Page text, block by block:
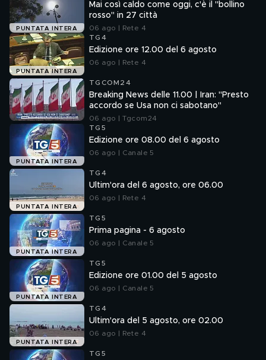
PUNTATA INTERA
Mai così caldo come oggi, c'è il "bollino
rosso" in 27 città
06 ago | Rete 4
PUNTATA INTERA
TG4
Edizione ore 12.00 del 6 agosto
06 ago | Rete 4
TGCOM24
Breaking News delle 11.00 | Iran: "Presto
accordo se Usa non ci sabotano"
06 ago | Tgcom24
PUNTATA INTERA
TG5
Edizione ore 08.00 del 6 agosto
06 ago | Canale 5
PUNTATA INTERA
TG4
Ultim'ora del 6 agosto, ore 06.00
06 ago | Rete 4
PUNTATA INTERA
TG5
Prima pagina - 6 agosto
06 ago | Canale 5
PUNTATA INTERA
TG5
Edizione ore 01.00 del 5 agosto
06 ago | Canale 5
PUNTATA INTERA
TG4
Ultim'ora del 5 agosto, ore 02.00
06 ago | Rete 4
TG5